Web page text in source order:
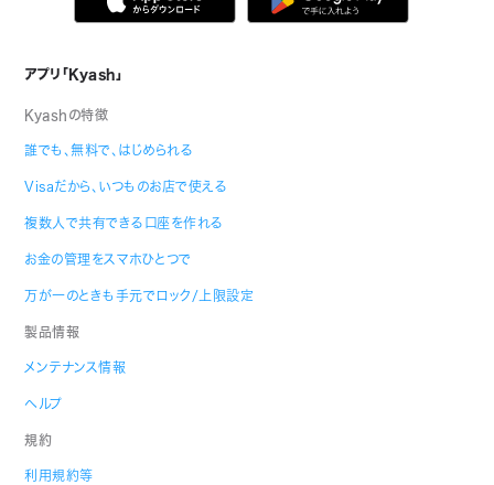
アプリ「Kyash」
Kyashの特徴
誰でも、無料で、はじめられる
Visaだから、いつものお店で使える
複数人で共有できる口座を作れる
お金の管理をスマホひとつで
万が一のときも手元でロック/上限設定
製品情報
メンテナンス情報
ヘルプ
規約
利用規約等